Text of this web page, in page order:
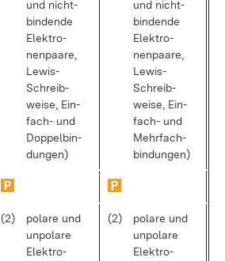
und nicht­
bin­den­de
Elek­tro­
nen­paa­re,
Le­wis-
Schreib­
wei­se, Ein­
fach- und
Dop­pel­bin­
dun­gen)
und nicht­
bin­den­de
Elek­tro­
nen­paa­re,
Le­wis-
Schreib­
wei­se, Ein­
fach- und
Mehr­fach­
bin­dun­gen)
(2)
po­la­re und
un­po­la­re
Elek­tro­
(2)
po­la­re und
un­po­la­re
Elek­tro­